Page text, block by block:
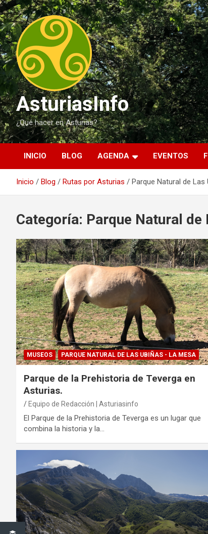
Saltar
al
contenido
AsturiasInfo
¿Qué hacer en Asturias?
INICIO BLOG AGENDA EVENTOS
Inicio Blog Rutas por Asturias Parque Natural de Las
Categoría: Parque Natural de
MUSEOS PARQUE NATURAL DE LAS UBIÑAS - LA MESA
Parque de la Prehistoria de Teverga en
Asturias.
Equipo de Redacción | Asturiasinfo
El Parque de la Prehistoria de Teverga es un lugar que
combina la historia y la…